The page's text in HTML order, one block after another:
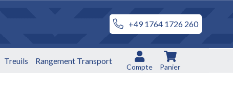
+49 1764 1726 260
Treuils Rangement Transport
Compte Panier